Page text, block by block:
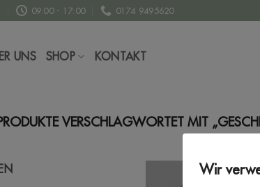
09:00 - 17:00 0174 9495620
UNS SHOP KONTAKT
VERSCHLAGWORTET MIT
Wir